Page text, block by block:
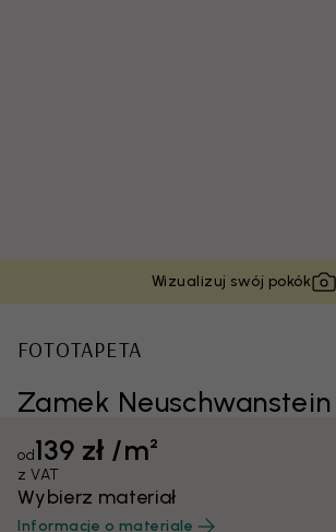
Wizualizuj swój pokók
Zamek
FOTOTAPETA
od139 zł /m²
z VAT
Wybierz materiał
Informacje o materiale